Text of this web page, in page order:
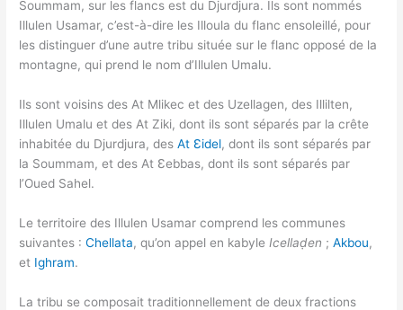
Soummam, sur les flancs est du Djurdjura. Ils sont nommés
Illulen Usamar, c’est-à-dire les Illoula du flanc ensoleillé, pour
les distinguer d’une autre tribu située sur le flanc opposé de la
montagne, qui prend le nom d’Illulen Umalu.
Ils sont voisins des At Mlikec et des Uzellagen, des Illilten,
Illulen Umalu et des At Ziki, dont ils sont séparés par la crête
inhabitée du Djurdjura, desAt Ɛidel, dont ils sont séparés par
la Soummam, et des At Ɛebbas, dont ils sont séparés par
l’Oued Sahel.
Le territoire des Illulen Usamar comprend les communes
suivantes :Chellata, qu’on appel en kabyle Icellaḍen ;Akbou,
et Ighram.
La tribu se composait traditionnellement de deux fractions